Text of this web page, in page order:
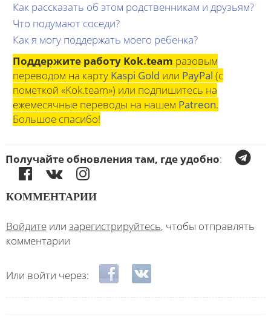
Как рассказать об этом родственникам и друзьям?
Что подумают соседи?
Как я могу поддержать моего ребенка?
Поддержите работу Kok.team разовым
переводом на карту Kaspi Gold или PayPal (с
пометкой «Kok.team») или подпишитесь на
ежемесячные переводы на нашем Patreon.
Большое спасибо!
Получайте обновления там, где удобно:
КОММЕНТАРИИ
Войдитеили зарегистрируйтесь, чтобы отправлять
комментарии
Или войти через: Login with Facebook
Login with ВКонтакте